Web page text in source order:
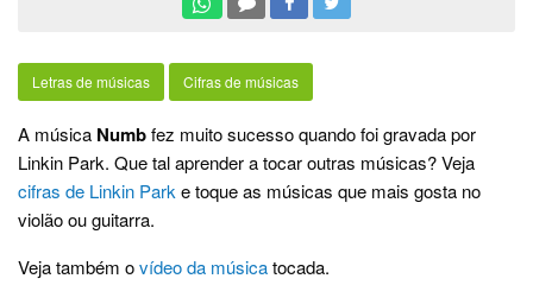
Letras de músicas Cifras de músicas
A música Numbfez muito sucesso quando foi gravada por
Linkin Park. Que tal aprender a tocar outras músicas? Veja
cifras de Linkin Parke toque as músicas que mais gosta no
violão ou guitarra.
Veja também ovídeo da músicatocada.